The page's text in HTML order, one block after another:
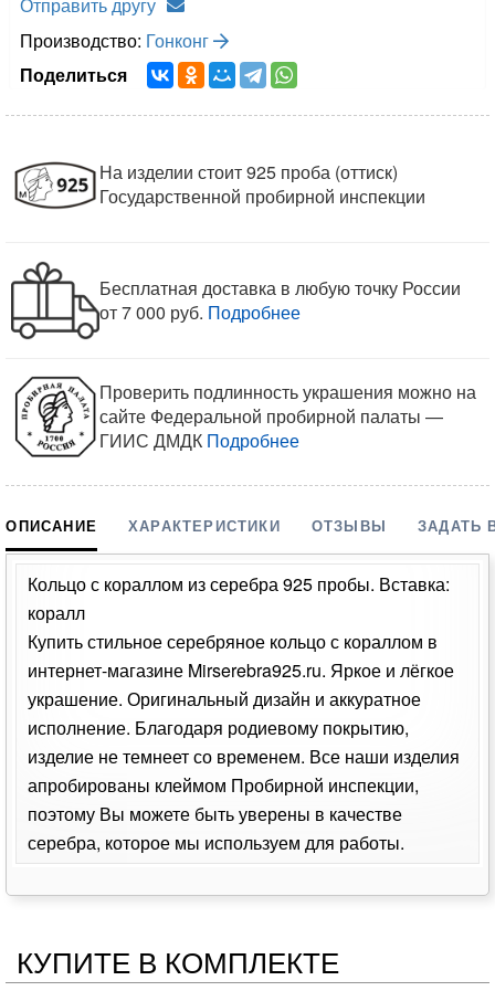
Производство: Гонконг
Поделиться
На изделии стоит 925 проба (оттиск)
Государственной пробирной инспекции
Бесплатная доставка в любую точку России
от 7 000 руб. Подробнее
Проверить подлинность украшения можно на
сайте Федеральной пробирной палаты —
ГИИС ДМДК Подробнее
ОПИСАНИЕ ХАРАКТЕРИСТИКИ ОТЗЫВЫ ЗАДАТЬ
Кольцо с кораллом из серебра 925 пробы. Вставка:
коралл
Купить стильное серебряное кольцо с кораллом в
интернет-магазине Mirserebra925.ru. Яркое и лёгкое
украшение. Оригинальный дизайн и аккуратное
исполнение. Благодаря родиевому покрытию,
изделие не темнеет со временем. Все наши изделия
апробированы клеймом Пробирной инспекции,
поэтому Вы можете быть уверены в качестве
серебра, которое мы используем для работы.
КУПИТЕ В КОМПЛЕКТЕ